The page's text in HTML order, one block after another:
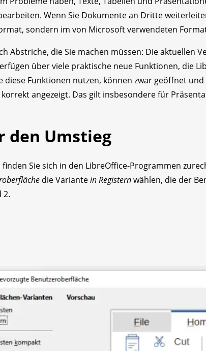
Wenn Sie Dokumente an Dritte
sondern im von Microsoft verwendeten
Abstriche, die Sie machen müssen: Die aktuellen
über viele praktische neue Funktionen, die
diese Funktionen nutzen, können zwar geöffnet
angezeigt. Das gilt insbesondere für
den Umstieg
Sie sich in den LibreOffice-Programmen
die Variantein Registernwählen, die der
2.